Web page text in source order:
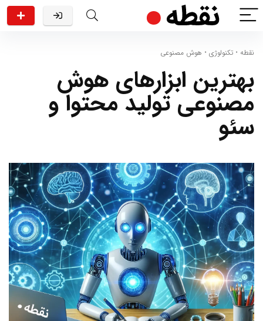
نقطه • تکنولوژی • هوش مصنوعی
بهترین ابزارهای هوش
مصنوعی تولید محتوا و
سئو